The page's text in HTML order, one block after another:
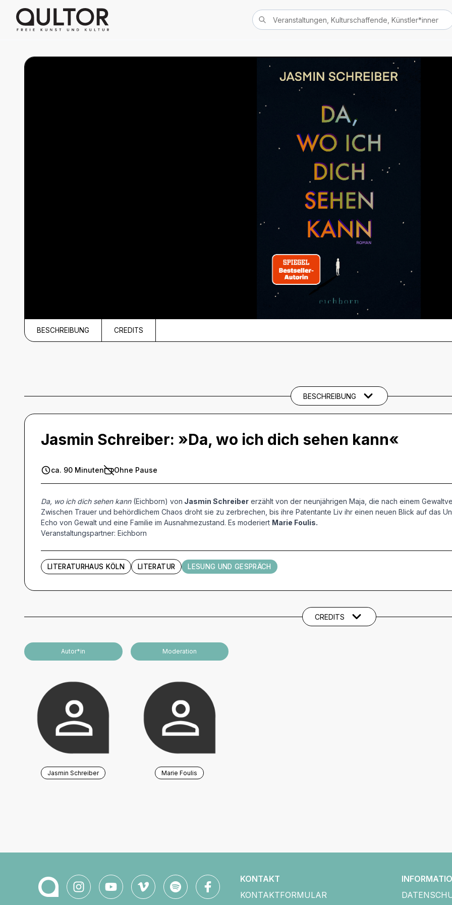
BESCHREIBUNG CREDITS
BESCHREIBUNG
Jasmin Schreiber: »Da, wo ich dich sehen kann«
ca. 90 Minuten Ohne Pause
Da, wo ich dich sehen kann (Eichborn) von Jasmin Schreiber erzählt von der neunjährigen Maja, die nach einem
Zwischen Trauer und behördlichem Chaos droht sie zu zerbrechen, bis ihre Patentante Liv ihr einen neuen Blick auf das
Echo von Gewalt und eine Familie im Ausnahmezustand. Es moderiert Marie Foulis.
Veranstaltungspartner: Eichborn
LITERATURHAUS KÖLN LITERATUR LESUNG UND GESPRÄCH
Künstler und Beteiligte
CREDITS
Autor*in Moderation
Jasmin Schreiber Marie Foulis
KONTAKT
KONTAKTFORMULAR